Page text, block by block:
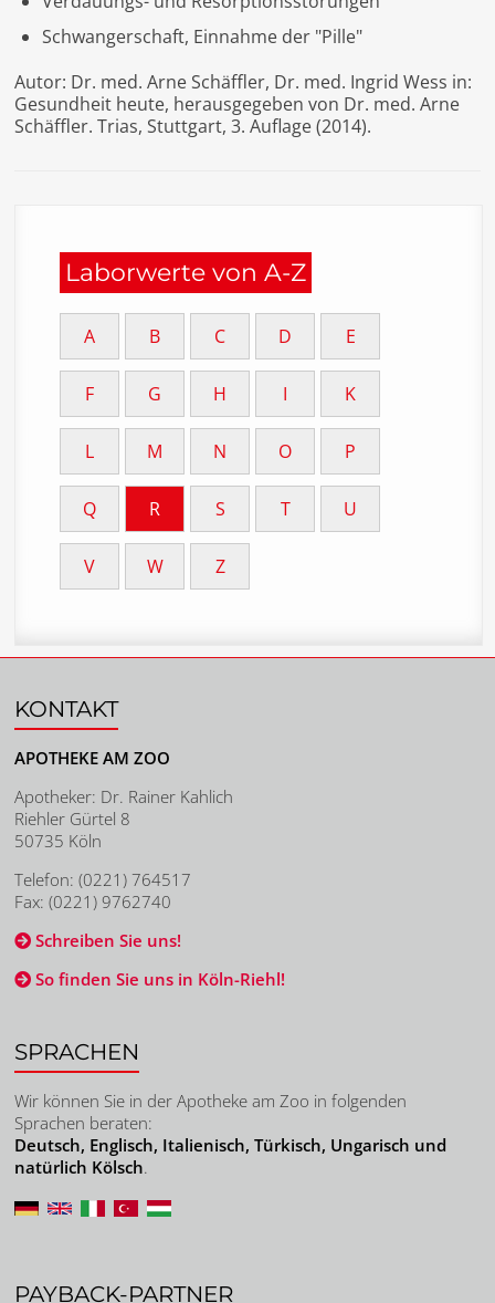
Schwangerschaft, Einnahme der "Pille"
Autor: Dr. med. Arne Schäffler, Dr. med. Ingrid Wess in:
Gesundheit heute, herausgegeben von Dr. med. Arne
Schäffler. Trias, Stuttgart, 3. Auflage (2014).
Laborwerte von A-Z
A B C D E
F G H I K
L M N O P
Q R S T U
V W Z
KONTAKT
APOTHEKE AM ZOO
Apotheker: Dr. Rainer Kahlich
Riehler Gürtel 8
50735 Köln
Telefon: (0221) 764517
Fax: (0221) 9762740
Schreiben Sie uns!
So finden Sie uns in Köln-Riehl!
SPRACHEN
Wir können Sie in der Apotheke am Zoo in folgenden
Sprachen beraten:
Deutsch, Englisch, Italienisch, Türkisch, Ungarisch und
natürlich Kölsch.
PAYBACK-PARTNER